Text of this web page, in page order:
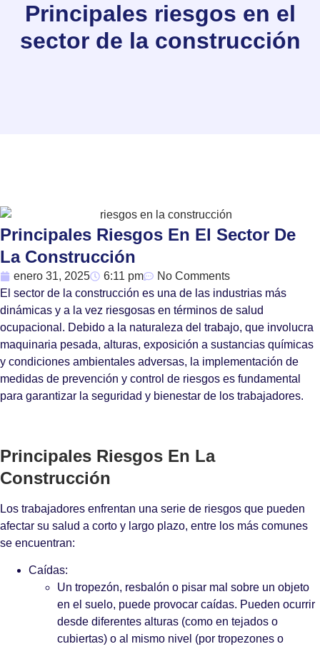
Principales riesgos en el
sector de la construcción
Principales Riesgos En El Sector De
La Construcción
enero 31, 2025 6:11 pm
No Comments
El sector de la construcción es una de las industrias más
dinámicas y a la vez riesgosas en términos de salud
ocupacional. Debido a la naturaleza del trabajo, que involucra
maquinaria pesada, alturas, exposición a sustancias químicas
y condiciones ambientales adversas, la implementación de
medidas de prevención y control de riesgos es fundamental
para garantizar la seguridad y bienestar de los trabajadores.
Principales Riesgos En La
Construcción
Los trabajadores enfrentan una serie de riesgos que pueden
afectar su salud a corto y largo plazo, entre los más comunes
se encuentran:
Caídas:
Un tropezón, resbalón o pisar mal sobre un objeto
en el suelo, puede provocar caídas. Pueden ocurrir
desde diferentes alturas (como en tejados o
cubiertas) o al mismo nivel (por tropezones o